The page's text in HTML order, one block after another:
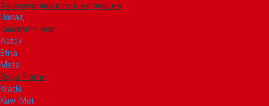
Аксессуары и комплектующие
Назад
Смотреть все
Astov
Etna
Meta
Royal Flame
Kratki
Kaw-Met